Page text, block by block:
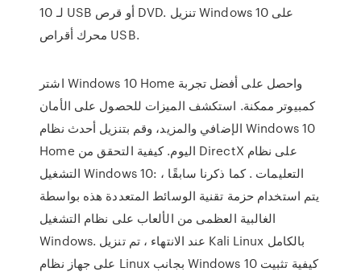
10 لـ USB أو قرص DVD. تنزيل Windows 10 على
محرك أقراص USB.
اشتر Windows 10 Home واحصل على أفضل تجربة
كمبيوتر ممكنة. استكشف الميزات للحصول على الأمان
الإضافي والمزيد، وقم بتنزيل أحدث نظام Windows 10
Home اليوم. كيفية التحقق من DirectX على نظام
التشغيل Windows 10: التعليمات . كما ذكرنا سابقًا ،
يتم استخدام حزمة تقنية الوسائط المتعددة هذه بواسطة
الغالبية العظمى من الألعاب على نظام التشغيل
Windows. عند الانتهاء ، تم تنزيل Kali Linux بالكامل
على جهاز نظام Linux بجانب Windows 10 كيفية تثبيت